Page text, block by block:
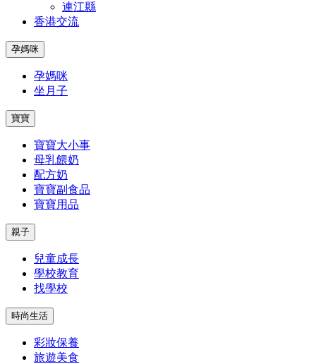
連江縣
香港交流
孕媽咪
孕媽咪
坐月子
寶寶
寶寶大小事
母乳餵奶
配方奶
寶寶副食品
寶寶用品
親子
兒童成長
學校教育
找學校
時尚生活
彩妝保養
旅遊美食